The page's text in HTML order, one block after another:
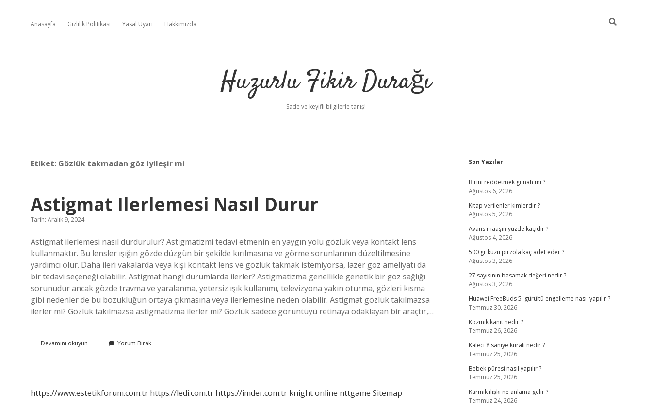
Anasayfa Gizlilik Politikası Yasal Uyarı Hakkımızda
Huzurlu Fikir Durağı
Sade ve keyifli bilgilerle tanış!
Etiket: Gözlük takmadan göz iyileşir mi
Astigmat Ilerlemesi Nasıl Durur
Tarih: Aralık 9, 2024
Astigmat ilerlemesi nasıl durdurulur? Astigmatizmi tedavi etmenin en yaygın yolu gözlük veya kontakt lens
kullanmaktır. Bu lensler ışığın gözde düzgün bir şekilde kırılmasına ve görme sorunlarının düzeltilmesine
yardımcı olur. Daha ileri vakalarda veya kişi kontakt lens ve gözlük takmak istemiyorsa, lazer göz ameliyatı da
bir tedavi seçeneği olabilir. Astigmat hangi durumlarda ilerler? Astigmatizma genellikle genetik bir göz sağlığı
sorunudur ancak gözde travma ve yaralanma, yetersiz ışık kullanımı, televizyona yakın oturma, gözleri kısma
gibi nedenler de bu bozukluğun ortaya çıkmasına veya ilerlemesine neden olabilir. Astigmat gözlük takılmazsa
ilerler mi? Gözlük takılmazsa astigmatizma ilerler mi? Gözlük sadece görüntüyü retinaya odaklayan bir araçtır,…
Devamını okuyun Astigmat
Ilerlemesi
Yorum Bırak
https://www.estetikforum.com.tr https://ledi.com.tr https://imder.com.tr knight online nttgame Sitemap
Sidebar
Son Yazılar
Birini reddetmek günah mı ?
Ağustos 6, 2026
Kitap verilenler kimlerdir ?
Ağustos 5, 2026
Avans maaşın yüzde kaçıdır ?
Ağustos 4, 2026
500 gr kuzu pirzola kaç adet eder ?
Ağustos 3, 2026
27 sayısının basamak değeri nedir ?
Ağustos 3, 2026
Huawei FreeBuds 5i gürültü engelleme nasıl yapılır ?
Temmuz 30, 2026
Kozmik kanıt nedir ?
Temmuz 26, 2026
Kaleci 8 saniye kuralı nedir ?
Temmuz 25, 2026
Bebek püresi nasıl yapılır ?
Temmuz 25, 2026
Karmik ilişki ne anlama gelir ?
Temmuz 24, 2026
ilbet giriş